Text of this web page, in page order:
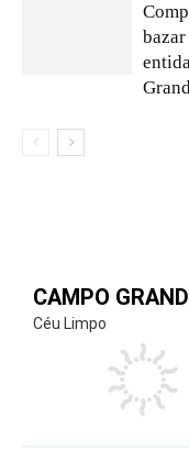
CAMPO
Céu Limpo